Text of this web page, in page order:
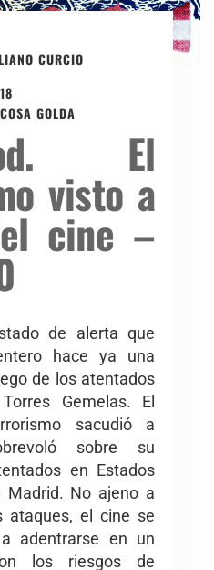
CURCIO
GOLDA
El
visto a
cine –
de alerta que
hace ya una
de los atentados
Gemelas. El
sacudió a
sobre su
en Estados
Madrid. No ajeno a
ataques, el cine se
adentrarse en un
los riesgos de